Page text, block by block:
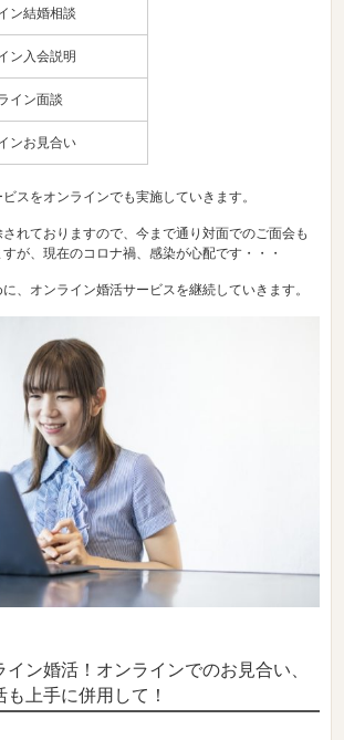
ン結婚相談
ン入会説明
イン面談
ンお見合い
スをオンラインでも実施していきます。
れておりますので、今まで通り対面でのご面会も
が、現在のコロナ禍、感染が心配です・・・
、オンライン婚活サービスを継続していきます。
ン婚活！オンラインでのお見合い、
上手に併用して！